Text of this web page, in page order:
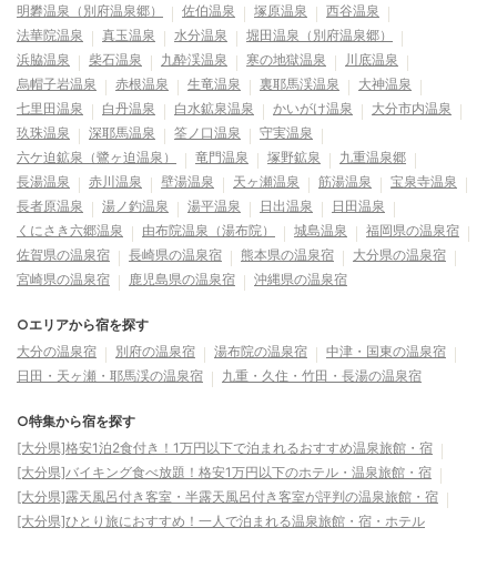
明礬温泉（別府温泉郷）
佐伯温泉 塚原温泉
西谷温泉
法華院温泉
真玉温泉 水分温泉
堀田温泉（別府温泉郷）
浜脇温泉
柴石温泉 九酔渓温泉 寒の地獄温泉
川底温泉
烏帽子岩温泉
赤根温泉 生竜温泉 裏耶馬渓温泉
大神温泉
七里田温泉
白丹温泉 白水鉱泉温泉 かいがけ温泉
大分市内温泉
玖珠温泉
深耶馬温泉 筌ノ口温泉
守実温泉
六ケ迫鉱泉（鷺ヶ迫温泉）
竜門温泉 塚野鉱泉
九重温泉郷
長湯温泉
赤川温泉 壁湯温泉 天ヶ瀬温泉 筋湯温泉
宝泉寺温泉
長者原温泉
湯ノ釣温泉 湯平温泉 日出温泉
日田温泉
くにさき六郷温泉
由布院温泉（湯布院） 城島温泉
福岡県の温泉宿
佐賀県の温泉宿
長崎県の温泉宿 熊本県の温泉宿
大分県の温泉宿
宮崎県の温泉宿
鹿児島県の温泉宿 沖縄県の温泉宿
○エリアから宿を探す
大分の温泉宿
別府の温泉宿 湯布院の温泉宿
中津・国東の温泉宿
日田・天ヶ瀬・耶馬渓の温泉宿
九重・久住・竹田・長湯の温泉宿
○特集から宿を探す
[大分県]格安1泊2食付き！1万円以下で泊まれるおすすめ温泉旅館・宿
[大分県]バイキング食べ放題！格安1万円以下のホテル・温泉旅館・宿
[大分県]露天風呂付き客室・半露天風呂付き客室が評判の温泉旅館・宿
[大分県]ひとり旅におすすめ！一人で泊まれる温泉旅館・宿・ホテル